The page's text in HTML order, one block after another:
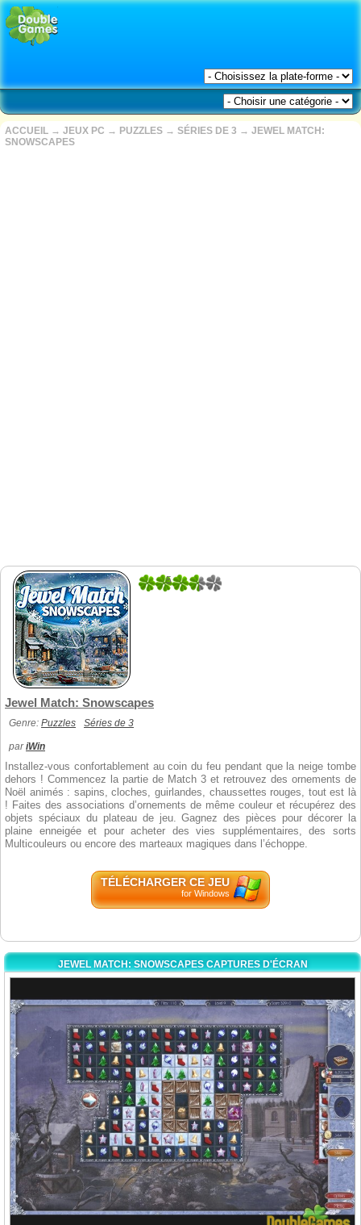
ACCUEIL → JEUX PC → PUZZLES → SÉRIES DE 3 → JEWEL MATCH:
SNOWSCAPES
5
Jewel Match: Snowscapes
Genre: Puzzles Séries de 3
pariWin
Installez-vous confortablement au coin du feu pendant que la neige tombe
dehors ! Commencez la partie de Match 3 et retrouvez des ornements de
Noël animés : sapins, cloches, guirlandes, chaussettes rouges, tout est là
! Faites des associations d’ornements de même couleur et récupérez des
objets spéciaux du plateau de jeu. Gagnez des pièces pour décorer la
plaine enneigée et pour acheter des vies supplémentaires, des sorts
Multicouleurs ou encore des marteaux magiques dans l’échoppe.
TÉLÉCHARGER CE JEU
for Windows
JEWEL MATCH: SNOWSCAPES CAPTURES D'ÉCRAN